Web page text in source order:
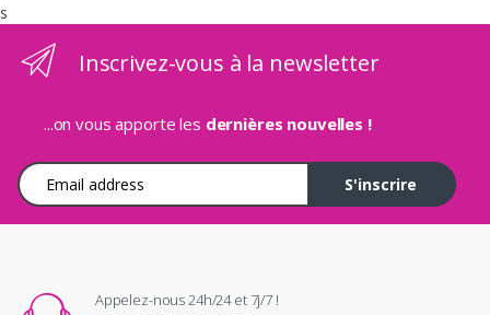
s
Inscrivez-vous à la newsletter
...on vous apporte les dernières nouvelles !
Adresse e-mail
S'inscrire
Appelez-nous 24h/24 et 7j/7 !